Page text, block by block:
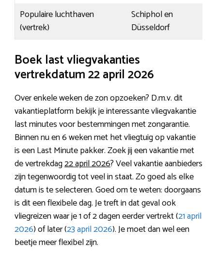
Populaire luchthaven
(vertrek)
Schiphol en
Düsseldorf
Boek last vliegvakanties
vertrekdatum 22 april 2026
Over enkele weken de zon opzoeken? D.m.v. dit
vakantieplatform bekijk je interessante vliegvakantie
last minutes voor bestemmingen met zongarantie.
Binnen nu en 6 weken met het vliegtuig op vakantie
is een Last Minute pakker. Zoek jij een vakantie met
de vertrekdag22 april 2026? Veel vakantie aanbieders
zijn tegenwoordig tot veel in staat. Zo goed als elke
datum is te selecteren. Goed om te weten: doorgaans
is dit een flexibele dag. Je treft in dat geval ook
vliegreizen waar je 1 of 2 dagen eerder vertrekt (21 april
2026) of later (23 april 2026). Je moet dan wel een
beetje meer flexibel zijn.